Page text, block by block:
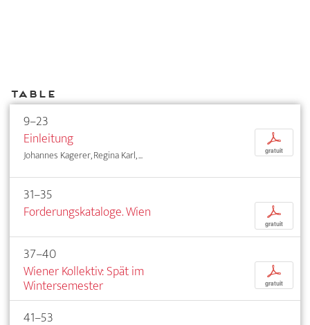
Table
9–23
Einleitung
Johannes Kagerer, Regina Karl, ...
p
gratuit
31–35
Forderungskataloge. Wien
p
gratuit
37–40
Wiener Kollektiv: Spät im
Wintersemester
p
gratuit
41–53